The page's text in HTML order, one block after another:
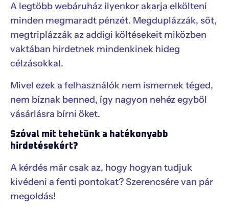
A legtöbb webáruház ilyenkor akarja elkölteni
minden megmaradt pénzét. Megduplázzák, sőt,
megtriplázzák az addigi költésekeit miközben
vaktában hirdetnek mindenkinek hideg
célzásokkal.
Mivel ezek a felhasználók nem ismernek téged,
nem bíznak benned, így nagyon nehéz egyből
vásárlásra bírni őket.
Szóval mit tehetünk a hatékonyabb
hirdetésekért?
A kérdés már csak az, hogy hogyan tudjuk
kivédeni a fenti pontokat? Szerencsére van pár
megoldás!